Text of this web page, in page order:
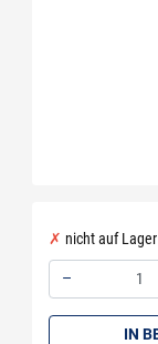
nicht auf
–
IN